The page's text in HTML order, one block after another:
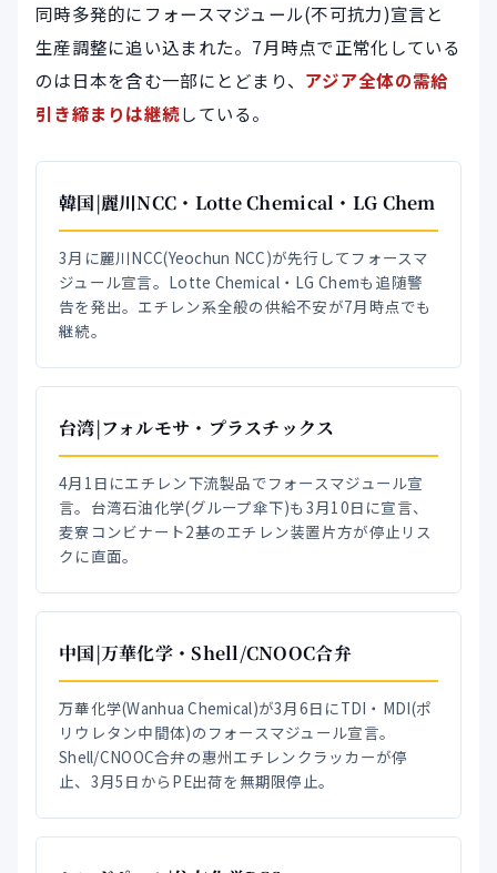
同時多発的にフォースマジュール(不可抗力)宣言と
生産調整に追い込まれた。7月時点で正常化している
のは日本を含む一部にとどまり、 アジア全体の需給
引き締まりは継続している。
韓国|麗川NCC・Lotte Chemical・LG Chem
3月に麗川NCC(Yeochun NCC)が先行してフォースマ
ジュール宣言。Lotte Chemical・LG Chemも追随警
告を発出。エチレン系全般の供給不安が7月時点でも
継続。
台湾|フォルモサ・プラスチックス
4月1日にエチレン下流製品でフォースマジュール宣
言。台湾石油化学(グループ傘下)も3月10日に宣言、
麦寮コンビナート2基のエチレン装置片方が停止リス
クに直面。
中国|万華化学・Shell/CNOOC合弁
万華化学(Wanhua Chemical)が3月6日にTDI・MDI(ポ
リウレタン中間体)のフォースマジュール宣言。
Shell/CNOOC合弁の惠州エチレンクラッカーが停
止、3月5日からPE出荷を無期限停止。